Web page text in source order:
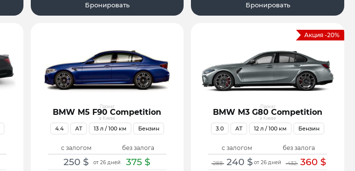
Бронировать Бронировать
Прокат
BMW M5 F90 Competition
в Киеве
с залогом
от 26 дней
250 $
без залога
375 $
4.4 AT 13 л / 100 км Бензин
Акция -20%
Прокат
BMW M3 G80 Competition
в Киеве
с залогом
от 26 дней
288 240 $
без залога
432 360 $
3.0 AT 12 л / 100 км Бензин